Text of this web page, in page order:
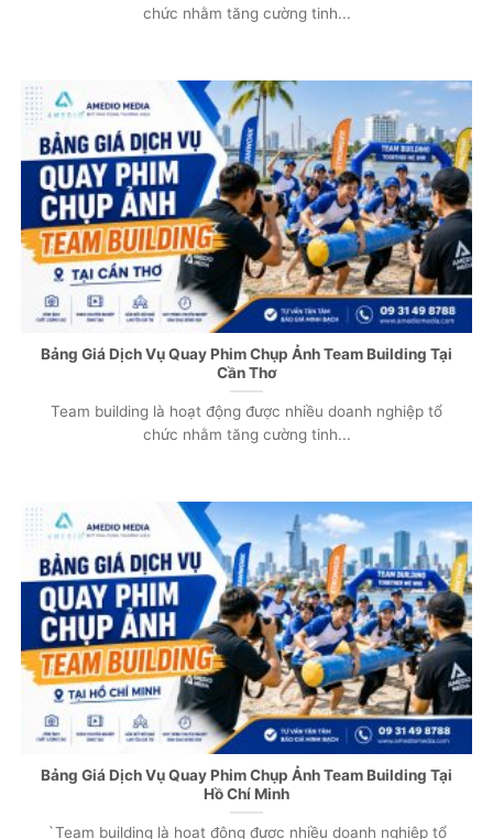
chức nhằm tăng cường tinh...
Bảng Giá Dịch Vụ Quay Phim Chụp Ảnh Team Building Tại
Cần Thơ
Team building là hoạt động được nhiều doanh nghiệp tổ
chức nhằm tăng cường tinh...
Bảng Giá Dịch Vụ Quay Phim Chụp Ảnh Team Building Tại
Hồ Chí Minh
`Team building là hoạt động được nhiều doanh nghiệp tổ